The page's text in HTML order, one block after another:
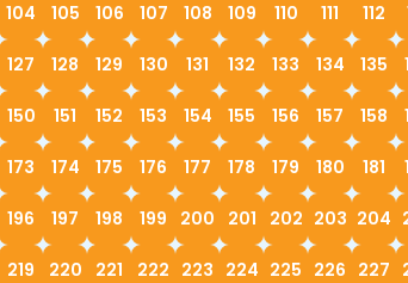
104 105 106 107 108 109 110 111 112
127 128 129 130 131 132 133 134 135
150 151 152 153 154 155 156 157 158
173 174 175 176 177 178 179 180 181
196 197 198 199 200 201 202 203 204
219 220 221 222 223 224 225 226 227